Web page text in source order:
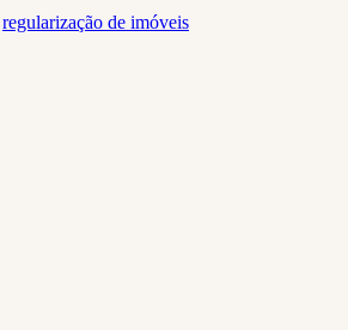
regularização de imóveis